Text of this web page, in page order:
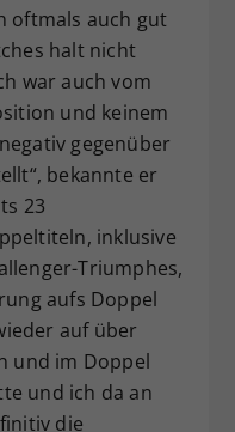
oftmals auch gut
halt nicht
war auch vom
und keinem
gegenüber
bekannte er
23
inklusive
Triumphes,
aufs Doppel
auf über
und im Doppel
und ich da an
die